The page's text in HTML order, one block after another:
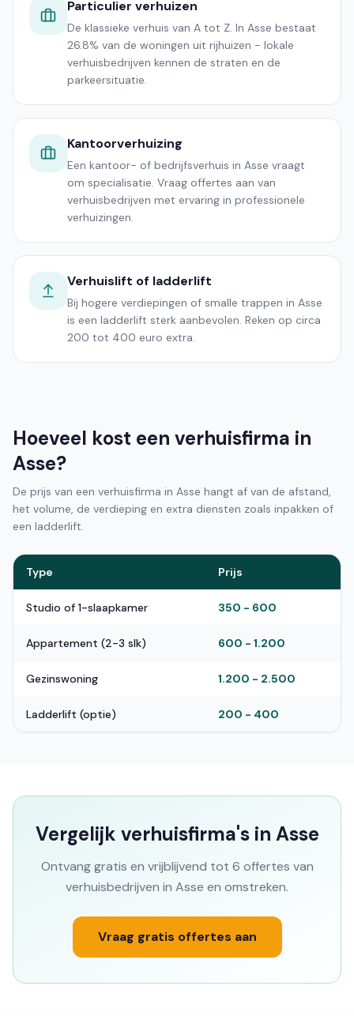
Particulier verhuizen
De klassieke verhuis van A tot Z. In Asse bestaat
26.8% van de woningen uit rijhuizen - lokale
verhuisbedrijven kennen de straten en de
parkeersituatie.
Kantoorverhuizing
Een kantoor- of bedrijfsverhuis in Asse vraagt
om specialisatie. Vraag offertes aan van
verhuisbedrijven met ervaring in professionele
verhuizingen.
Verhuislift of ladderlift
Bij hogere verdiepingen of smalle trappen in Asse
is een ladderlift sterk aanbevolen. Reken op circa
200 tot 400 euro extra.
Hoeveel kost een verhuisfirma in
Asse?
De prijs van een verhuisfirma in Asse hangt af van de afstand,
het volume, de verdieping en extra diensten zoals inpakken of
een ladderlift.
Type Prijs
Studio of 1-slaapkamer 350 - 600
Appartement (2-3 slk) 600 - 1.200
Gezinswoning 1.200 - 2.500
Ladderlift (optie) 200 - 400
Vergelijk verhuisfirma's in Asse
Ontvang gratis en vrijblijvend tot 6 offertes van
verhuisbedrijven in Asse en omstreken.
Vraag gratis offertes aan